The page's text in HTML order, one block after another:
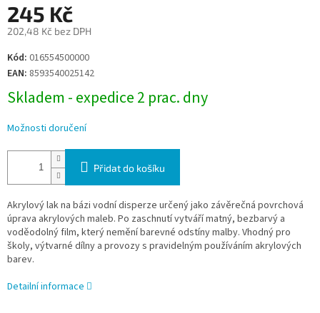
245 Kč
202,48 Kč bez DPH
Měrná
cena:
Kód: 016554500000
EAN: 8593540025142
Skladem - expedice 2 prac. dny
Možnosti doručení
Přidat do košíku
Akrylový lak na bázi vodní disperze určený jako závěrečná povrchová
úprava akrylových maleb. Po zaschnutí vytváří matný, bezbarvý a
voděodolný film, který nemění barevné odstíny malby. Vhodný pro
školy, výtvarné dílny a provozy s pravidelným používáním akrylových
barev.
Detailní informace